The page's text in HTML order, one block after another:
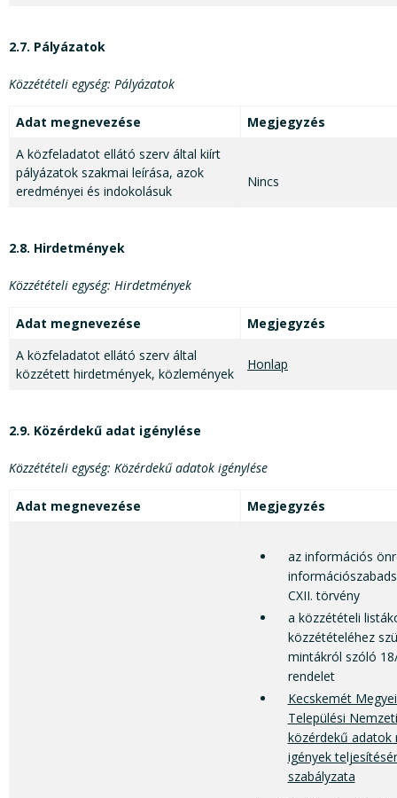
2.7. Pályázatok
Közzétételi egység: Pályázatok
Adat megnevezése
Megjegyzés
A közfeladatot ellátó szerv által kiírt
pályázatok szakmai leírása, azok
eredményei és indokolásuk
Nincs
2.8. Hirdetmények
Közzétételi egység: Hirdetmények
Adat megnevezése
Megjegyzés
A közfeladatot ellátó szerv által
közzétett hirdetmények, közlemények
Honlap
2.9. Közérdekű adat igénylése
Közzétételi egység: Közérdekű adatok igénylése
Adat megnevezése Megjegyzés
az információs
CXII. törvény
a közzétételi
közzétételéhez
mintákról szóló
rendelet
Kecskemét
Települési
közérdekű adatok
igények
szabályzata